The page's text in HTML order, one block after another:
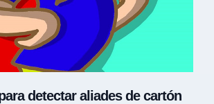
detectar aliades de cartón